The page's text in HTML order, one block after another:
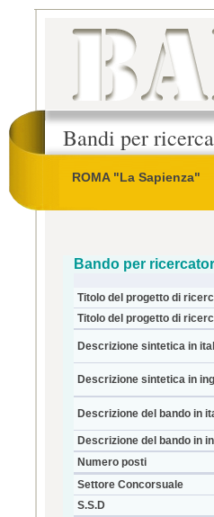
Bandi per
ROMA "La Sapienza"
Bando per
Titolo del progetto di
Titolo del progetto di
Descrizione sintetica in
Descrizione sintetica in
Descrizione del bando in
Descrizione del bando in
Numero posti
Settore Concorsuale
S.S.D